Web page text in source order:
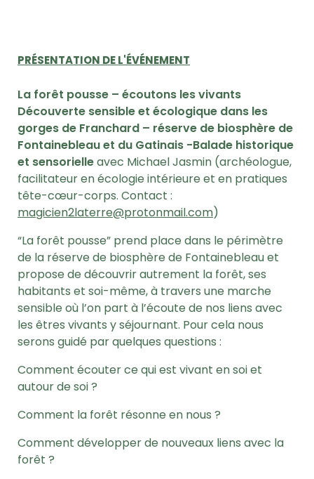
PRÉSENTATION DE L'ÉVÉNEMENT
La forêt pousse – écoutons les vivants
Découverte sensible et écologique dans les
gorges de Franchard – réserve de biosphère de
Fontainebleau et du Gatinais -Balade historique
et sensorielleavec Michael Jasmin (archéologue,
facilitateur en écologie intérieure et en pratiques
tête-cœur-corps. Contact :
magicien2laterre@protonmail.com)
“La forêt pousse” prend place dans le périmètre
de la réserve de biosphère de Fontainebleau et
propose de découvrir autrement la forêt, ses
habitants et soi-même, à travers une marche
sensible où l’on part à l’écoute de nos liens avec
les êtres vivants y séjournant. Pour cela nous
serons guidé par quelques questions :
Comment écouter ce qui est vivant en soi et
autour de soi ?
Comment la forêt résonne en nous ?
Comment développer de nouveaux liens avec la
forêt ?